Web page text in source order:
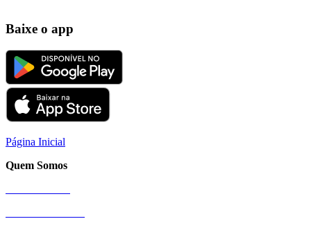
Baixe o app
Página Inicial
Quem Somos